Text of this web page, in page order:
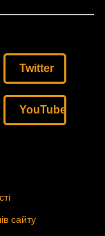
Twitter
YouTube
сайту